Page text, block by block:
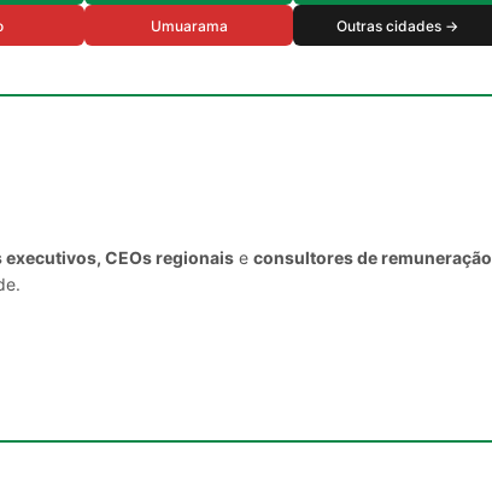
Umuarama Outras cidades →
CEOs regionais e consultores de remuneração